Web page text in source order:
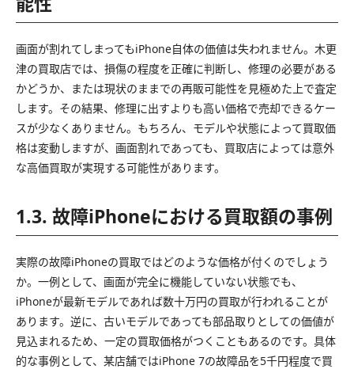
画面が割れてしまってもiPhone自体の価値は失われません。木更
津の買取店では、損傷の程度を正確に判断し、修理の必要がある
かどうか、または現状のままでの再販可能性を見極めた上で査定
します。その結果、修理に出すよりも高い価格で売却できるケー
スが少なくありません。もちろん、モデルや状態によって買取価
格は変動しますが、画面割れであっても、買取店によっては意外
な高価買取が実現する可能性があります。
1.3. 故障iPhoneにおける買取額の事例
実際の故障iPhoneの買取ではどのような価格が付くのでしょう
か。一例として、画面が完全に機能していない状態でも、
iPhoneが最新モデルであれば数十万円の買取が行われることが
あります。逆に、古いモデルであっても部品取りとしての価値が
見込まれるため、一定の買取価格がつくこともあるのです。具体
的な事例として、某店舗ではiPhone 7の故障品を5千円程度で買